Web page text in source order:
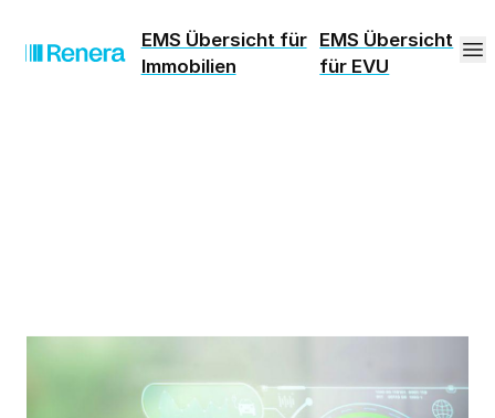
EMS Übersicht für
Immobilien
EMS Übersicht
für EVU